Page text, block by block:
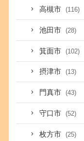
高槻市 (116)
池田市 (28)
箕面市 (102)
摂津市 (13)
門真市 (43)
守口市 (52)
枚方市 (25)